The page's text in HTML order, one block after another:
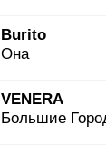
Burito
Она
VENERA
Большие